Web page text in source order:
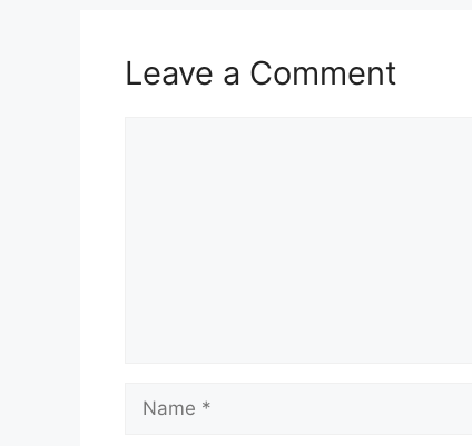
Leave a Comment
Name